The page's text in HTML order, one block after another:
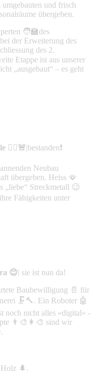
und frisch
übergeben.
🧑‍🏫des
der Erweiterung des
des 2.
Etappe ist aus unserer
„ausgebaut“ – es geht
👮‍♂️🚨|bestanden❗
Neubau
übergeben. Heiss 🪭
„liebe“ Streckmetall 😉
Fähigkeiten unter
😊| sie ist nun da!
Baubewilligung 📄 für
🗜️🔨. Ein Roboter 🤖
noch nicht alles «digital» -
👨‍🎨👩‍🎨 sind wir